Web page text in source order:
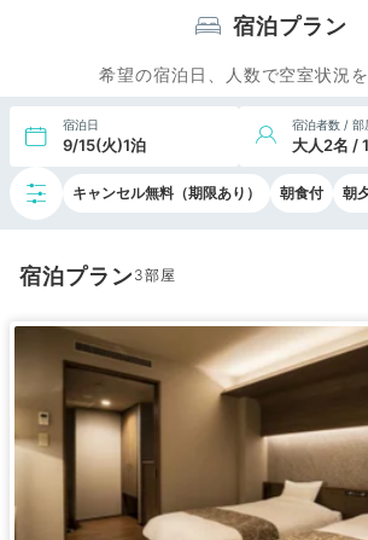
宿泊プラン
希望の宿泊日、人数で空室状況
宿泊日
9/15(火)1泊
宿泊者数 / 部
大人2名 /
キャンセル無料（期限あり） 朝食付 朝
宿泊プラン3